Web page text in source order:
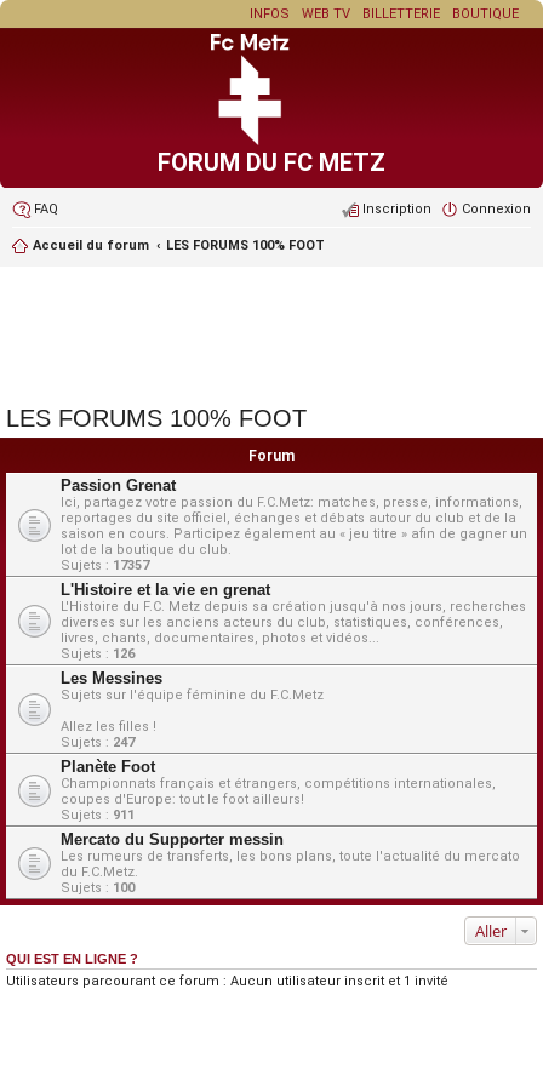
BOUTIQUE
BILLETTERIE
WEB TV
INFOS
FORUM DU FC METZ
FAQ Connexion
Inscription
Accueil du forum LES FORUMS 100% FOOT
LES FORUMS 100% FOOT
Forum
Passion Grenat
Ici, partagez votre passion du F.C.Metz: matches, presse, informations,
reportages du site officiel, échanges et débats autour du club et de la
saison en cours. Participez également au « jeu titre » afin de gagner un
lot de la boutique du club.
Sujets : 17357
L'Histoire et la vie en grenat
L'Histoire du F.C. Metz depuis sa création jusqu'à nos jours, recherches
diverses sur les anciens acteurs du club, statistiques, conférences,
livres, chants, documentaires, photos et vidéos...
Sujets : 126
Les Messines
Sujets sur l'équipe féminine du F.C.Metz
Allez les filles !
Sujets : 247
Planète Foot
Championnats français et étrangers, compétitions internationales,
coupes d'Europe: tout le foot ailleurs!
Sujets : 911
Mercato du Supporter messin
Les rumeurs de transferts, les bons plans, toute l'actualité du mercato
du F.C.Metz.
Sujets : 100
Aller
QUI EST EN LIGNE ?
Utilisateurs parcourant ce forum : Aucun utilisateur inscrit et 1 invité